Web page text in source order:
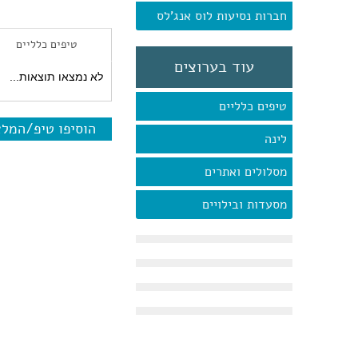
חברות נסיעות לוס אנג'לס
עוד בערוצים
טיפים כלליים
לינה
מסלולים ואתרים
מסעדות ובילויים
טיפים כלליים
לא נמצאו תוצאות...
הוסיפו טיפ/